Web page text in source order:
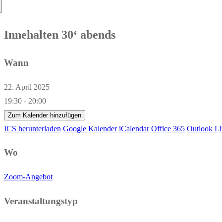
Innehalten 30‘ abends
Wann
22. April 2025
19:30 - 20:00
Zum Kalender hinzufügen
ICS herunterladen Google Kalender iCalendar Office 365 Outlook
Wo
Zoom-Angebot
Veranstaltungstyp